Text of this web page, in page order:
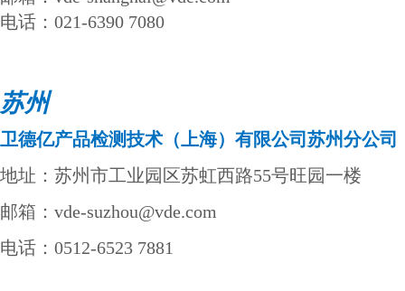
电话：021-6390 7080
苏州
卫德亿产品检测技术（上海）有限公司苏州分公司
地址：苏州市工业园区苏虹西路55号旺园一楼
邮箱：vde-suzhou@vde.com
电话：0512-6523 7881